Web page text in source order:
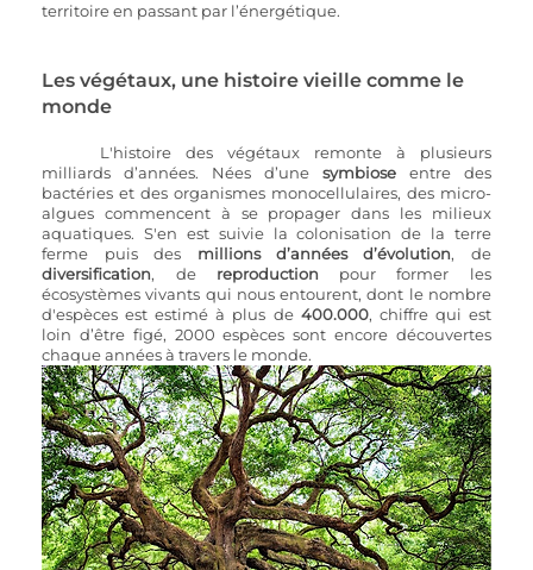
territoire en passant par l’énergétique.
Les végétaux, une histoire vieille comme le
monde
L'histoire des végétaux remonte à plusieurs
milliards d’années. Nées d’une symbiose entre des
bactéries et des organismes monocellulaires, des micro-
algues commencent à se propager dans les milieux
aquatiques. S'en est suivie la colonisation de la terre
ferme puis des millions d’années d’évolution
, de
diversification, de reproduction pour former les
écosystèmes vivants qui nous entourent, dont le nombre
d'espèces est estimé à plus de 400.000, chiffre qui est
loin d’être figé, 2000 espèces sont encore découvertes
chaque années à travers le monde.